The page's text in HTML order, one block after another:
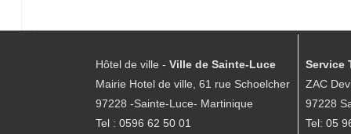
Hôtel de ville - Ville de Sainte-Luce
Mairie Hotel de ville, 61 rue Schoelcher
97228 -Sainte-Luce- Martinique
Tel : 0596 62 50 01
Service
ZAC
97228
Tel: 05